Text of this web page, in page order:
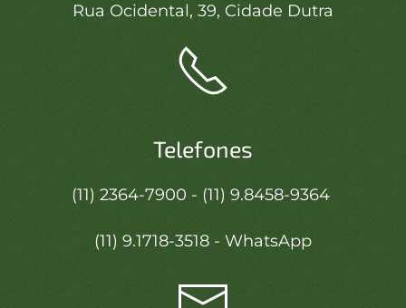
Rua Ocidental, 39, Cidade Dutra
Telefones
(11) 2364-7900 - (11) 9.8458-9364
(11) 9.1718-3518 - WhatsApp